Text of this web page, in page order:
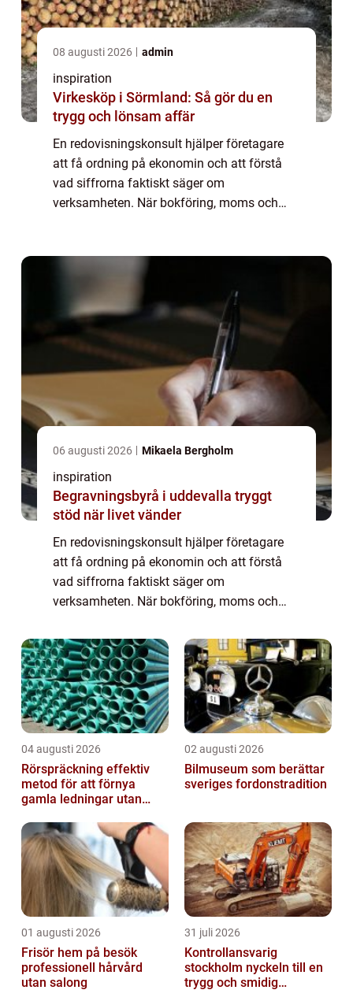
08 augusti 2026 admin
inspiration
Virkesköp i Sörmland: Så gör du en
trygg och lönsam affär
En redovisningskonsult hjälper företagare
att få ordning på ekonomin och att förstå
vad siffrorna faktiskt säger om
verksamheten. När bokföring, moms och
06 augusti 2026 Mikaela Bergholm
inspiration
Begravningsbyrå i uddevalla tryggt
stöd när livet vänder
En redovisningskonsult hjälper företagare
att få ordning på ekonomin och att förstå
vad siffrorna faktiskt säger om
verksamheten. När bokföring, moms och
04 augusti 2026
Rörspräckning effektiv
metod för att förnya
gamla ledningar utan
02 augusti 2026
Bilmuseum som berättar
sveriges fordonstradition
01 augusti 2026
Frisör hem på besök
professionell hårvård
utan salong
31 juli 2026
Kontrollansvarig
stockholm nyckeln till en
trygg och smidig